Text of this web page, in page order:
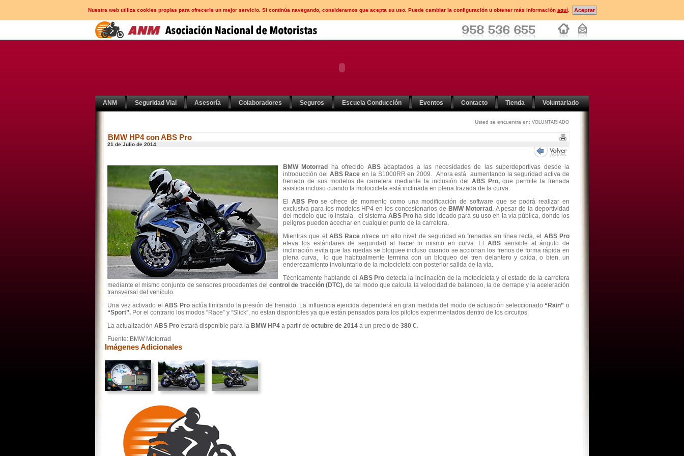
Nuestra web utiliza cookies propias para ofrecerle un mejor servicio. Si continúa navegando, consideramos que acepta su uso. Puede cambiar la configuración u obtener más información aquí.
ANM Seguridad Vial Asesoría Colaboradores Seguros Escuela Conducción Eventos Contacto Tienda Voluntariado
Usted se encuentra en: VOLUNTARIADO
BMW HP4 con ABS Pro
21 de Julio de 2014
BMW Motorrad ha ofrecido ABSadaptados a las necesidades de las superdeportivas desde la
introducción del ABS Race en la S1000RR en 2009. Ahora está aumentando la seguridad activa de
frenado de sus modelos de carretera mediante la inclusión del ABS Pro,que permite la frenada
asistida incluso cuando la motocicleta está inclinada en plena trazada de la curva.
El ABS Prose ofrece de momento como una modificación de software que se podrá realizar en
exclusiva para los modelos HP4 en los concesionarios de BMW Motorrad. A pesar de la deportividad
del modelo que lo instala, el sistema ABS Pro ha sido ideado para su uso en la vía pública, donde los
peligros pueden acechar en cualquier punto de la carretera.
Mientras que el ABS Raceofrece un alto nivel de seguridad en frenadas en línea recta, el ABS Pro
eleva los estándares de seguridad al hacer lo mismo en curva. El ABS sensible al ángulo de
inclinación evita que las ruedas se bloquee incluso cuando se accionan los frenos de forma rápida en
plena curva, lo que habitualmente termina con un bloqueo del tren delantero y caída, o bien, un
enderezamiento involuntario de la motocicleta con posterior salida de la vía.
Técnicamente hablando el ABS Pro detecta la inclinación de la motocicleta y el estado de la carretera
mediante el mismo conjunto de sensores procedentes delcontrol de tracción (DTC),de tal modo que calcula la velocidad de balanceo, la de derrape y la aceleración
transversal del vehículo.
Una vez activado elABS Pro actúa limitando la presión de frenado. La influencia ejercida dependerá en gran medida del modo de actuación seleccionado “Rain” o
“Sport”. Por el contrario los modos “Race” y “Slick”, no estan disponibles ya que están pensados para los pilotos experimentados dentro de los circuitos.
La actualización ABS Pro estará disponible para la BMW HP4 a partir de octubre de 2014 a un precio de 380 €.
Fuente: BMW Motorrad
Imágenes Adicionales